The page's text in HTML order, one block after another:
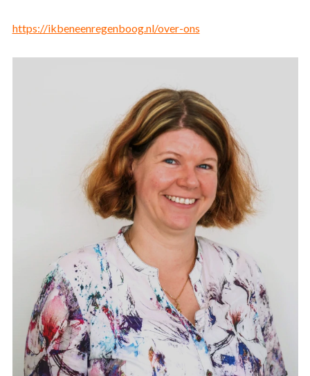
https://ikbeneenregenboog.nl/over-ons